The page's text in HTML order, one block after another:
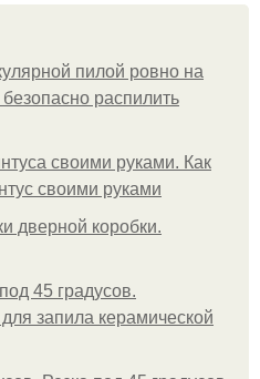
пилой ровно на
распилить
своими руками. Как
своими руками
дверной коробки.
45 градусов.
запила керамической